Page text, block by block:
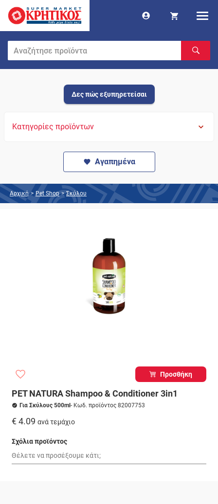
Δες πώς εξυπηρετείσαι
Κατηγορίες προϊόντων
Αγαπημένα
Αρχική > Pet Shop > Σκύλου
Προσθήκη
PET NATURA Shampoo & Conditioner 3in1
Για Σκύλους 500ml - Κωδ. προϊόντος 82007753
€ 4.09 ανά τεμάχιο
Σχόλια προϊόντος